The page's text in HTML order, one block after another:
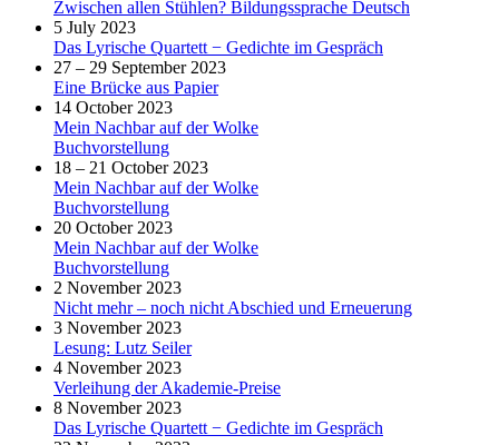
Zwischen allen Stühlen? Bildungssprache Deutsch
5 July 2023
Das Lyrische Quartett − Gedichte im Gespräch
27 – 29 September 2023
Eine Brücke aus Papier
14 October 2023
Mein Nachbar auf der Wolke
Buchvorstellung
18 – 21 October 2023
Mein Nachbar auf der Wolke
Buchvorstellung
20 October 2023
Mein Nachbar auf der Wolke
Buchvorstellung
2 November 2023
Nicht mehr – noch nicht Abschied und Erneuerung
3 November 2023
Lesung: Lutz Seiler
4 November 2023
Verleihung der Akademie-Preise
8 November 2023
Das Lyrische Quartett − Gedichte im Gespräch